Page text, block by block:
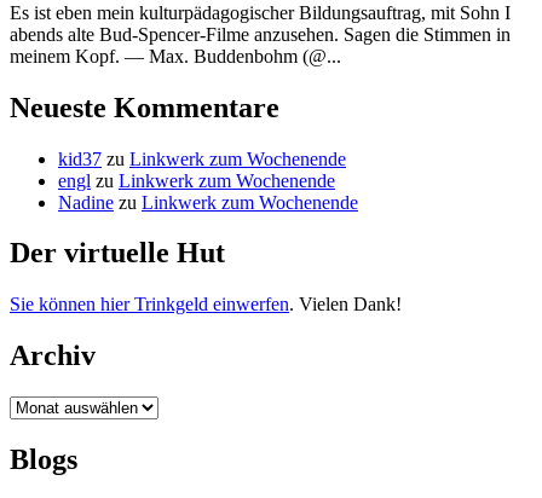
Es ist eben mein kulturpädagogischer Bildungsauftrag, mit Sohn I
abends alte Bud-Spencer-Filme anzusehen. Sagen die Stimmen in
meinem Kopf. — Max. Buddenbohm (@...
Neueste Kommentare
kid37 zu Linkwerk zum Wochenende
engl zu Linkwerk zum Wochenende
Nadine zu Linkwerk zum Wochenende
Der virtuelle Hut
Sie können hier Trinkgeld einwerfen. Vielen Dank!
Archiv
Archiv
Blogs